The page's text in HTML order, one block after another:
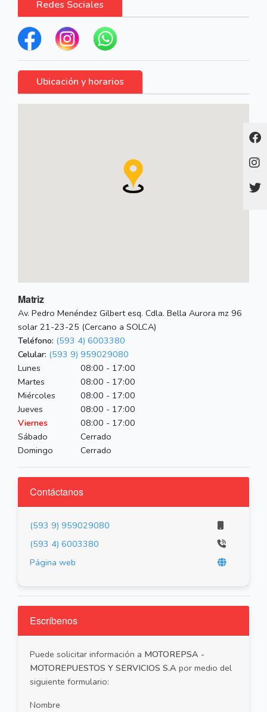
Redes Sociales
Ubicación y horarios
Matriz
Av. Pedro Menéndez Gilbert esq. Cdla. Bella Aurora mz 96
solar 21-23-25 (Cercano a SOLCA)
Teléfono: (593 4) 6003380
Celular: (593 9) 959029080
Lunes
08:00 - 17:00
Martes
08:00 - 17:00
Miércoles
08:00 - 17:00
Jueves
08:00 - 17:00
Viernes
08:00 - 17:00
Sábado
Cerrado
Domingo
Cerrado
Contáctanos
(593 9) 959029080
(593 4) 6003380
Página web
Escríbenos
Puede solicitar información a MOTOREPSA -
MOTOREPUESTOS Y SERVICIOS S.A por medio del
siguiente formulario:
Nombre